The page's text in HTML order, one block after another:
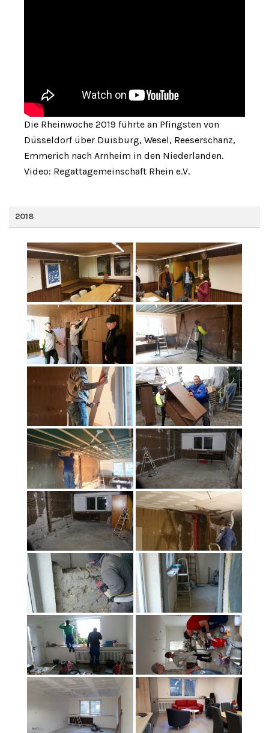
Die Rheinwoche 2019 führte an Pfingsten von
Düsseldorf über Duisburg, Wesel, Reeserschanz,
Emmerich nach Arnheim in den Niederlanden.
Video: Regattagemeinschaft Rhein e.V.
2018